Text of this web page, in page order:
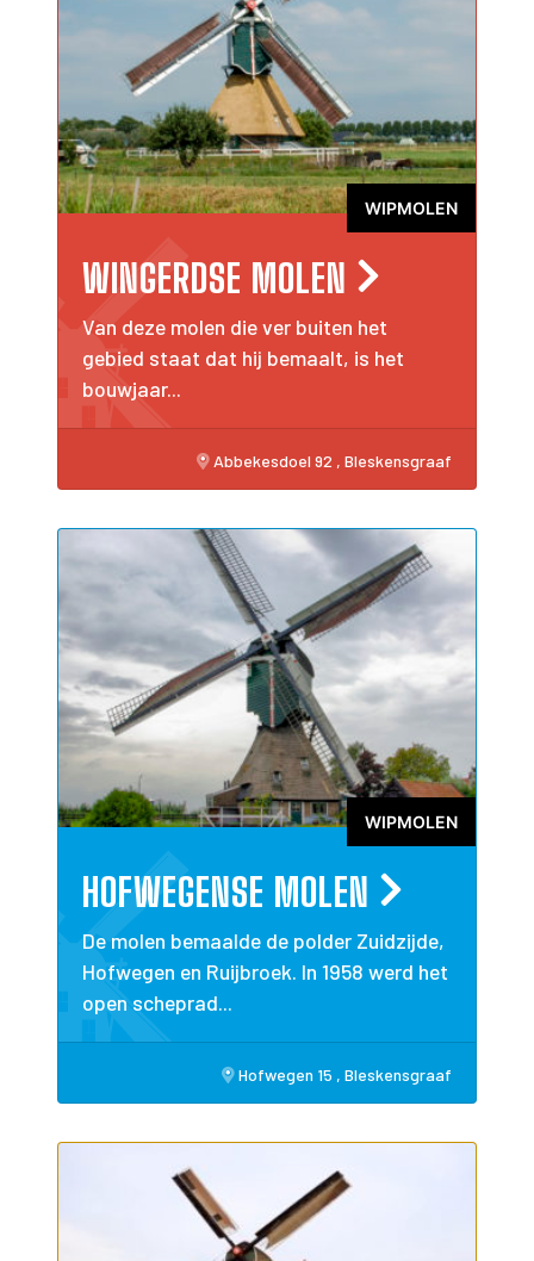
WIPMOLEN
WINGERDSE MOLEN
Van deze molen die ver buiten het
gebied staat dat hij bemaalt, is het
bouwjaar...
Abbekesdoel 92 , Bleskensgraaf
WIPMOLEN
HOFWEGENSE MOLEN
De molen bemaalde de polder Zuidzijde,
Hofwegen en Ruijbroek. In 1958 werd het
open scheprad...
Hofwegen 15 , Bleskensgraaf